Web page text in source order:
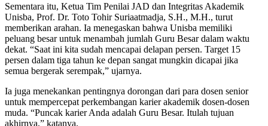
Sementara itu, Ketua Tim Penilai JAD dan Integritas Akademik
Unisba, Prof. Dr. Toto Tohir Suriaatmadja, S.H., M.H., turut
memberikan arahan. Ia menegaskan bahwa Unisba memiliki
peluang besar untuk menambah jumlah Guru Besar dalam waktu
dekat. “Saat ini kita sudah mencapai delapan persen. Target 15
persen dalam tiga tahun ke depan sangat mungkin dicapai jika
semua bergerak serempak,” ujarnya.
Ia juga menekankan pentingnya dorongan dari para dosen senior
untuk mempercepat perkembangan karier akademik dosen-dosen
muda. “Puncak karier Anda adalah Guru Besar. Itulah tujuan
akhirnya,” katanya.